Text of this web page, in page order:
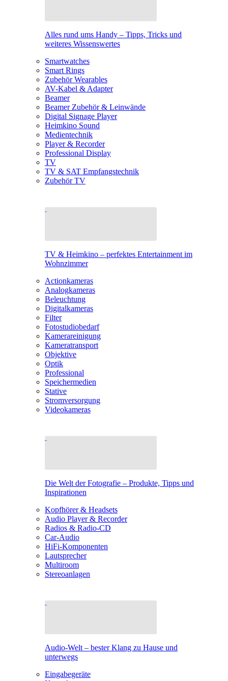
Alles rund ums Handy – Tipps, Tricks und
weiteres Wissenswertes
Smartwatches
Smart Rings
Zubehör Wearables
AV-Kabel & Adapter
Beamer
Beamer Zubehör & Leinwände
Digital Signage Player
Heimkino Sound
Medientechnik
Player & Recorder
Professional Display
TV
TV & SAT Empfangstechnik
Zubehör TV
TV & Heimkino – perfektes Entertainment im
Wohnzimmer
Actionkameras
Analogkameras
Beleuchtung
Digitalkameras
Filter
Fotostudiobedarf
Kamerareinigung
Kameratransport
Objektive
Optik
Professional
Speichermedien
Stative
Stromversorgung
Videokameras
Die Welt der Fotografie – Produkte, Tipps und
Inspirationen
Kopfhörer & Headsets
Audio Player & Recorder
Radios & Radio-CD
Car-Audio
HiFi-Komponenten
Lautsprecher
Multiroom
Stereoanlagen
Audio-Welt – bester Klang zu Hause und
unterwegs
Eingabegeräte